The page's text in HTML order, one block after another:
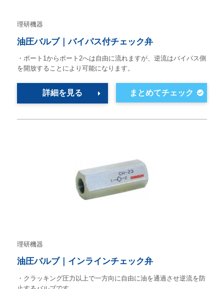
理研機器
油圧バルブ｜バイパス付チェック弁
・ポート1からポート2へは自由に流れますが、逆流はバイパス側
を開放することにより可能になります。
詳細を見る
理研機器
油圧バルブ｜インラインチェック弁
・クラッキング圧力以上で一方向に自由に油を通過させ逆流を防